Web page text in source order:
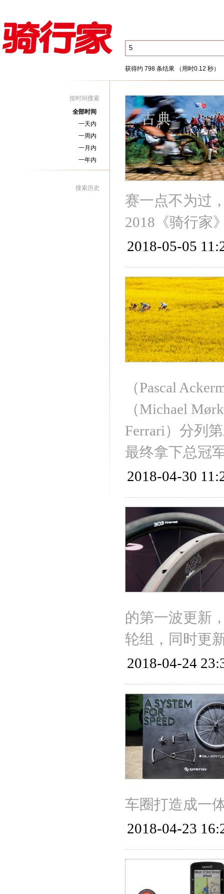
获得约 798 条结果 （用时0.12 秒）
按时间搜索
全部时间
一天内
一周内
一月内
一年内
搜索历史
赛一点不为过
2018《骑行家
2018-05-05
（Pascal
（Michael
Ferrari）分列
最终拿下总冠
2018-04-30
的第一波更新
轮组，同时更
2018-04-24
车圈打造成一
2018-04-23